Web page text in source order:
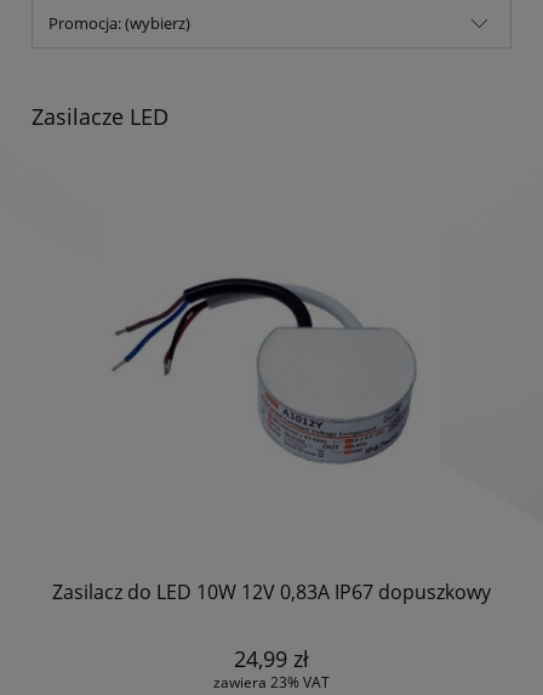
Promocja: (wybierz)
Zasilacze LED
Zasilacz do LED 10W 12V 0,83A IP67 dopuszkowy
24,99 zł
zawiera 23% VAT